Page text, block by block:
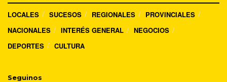
LOCALES SUCESOS REGIONALES
PROVINCIALES
NACIONALES
INTERÉS GENERAL
NEGOCIOS
DEPORTES
CULTURA
Seguinos